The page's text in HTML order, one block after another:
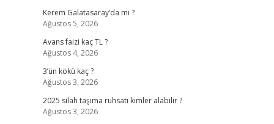
Kerem Galatasaray’da mı ?
Ağustos 5, 2026
Avans faizi kaç TL ?
Ağustos 4, 2026
3’ün kökü kaç ?
Ağustos 3, 2026
2025 silah taşıma ruhsatı kimler alabilir ?
Ağustos 3, 2026